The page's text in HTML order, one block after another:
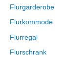
Flurgarderobe
Flurkommode
Flurregal
Flurschrank